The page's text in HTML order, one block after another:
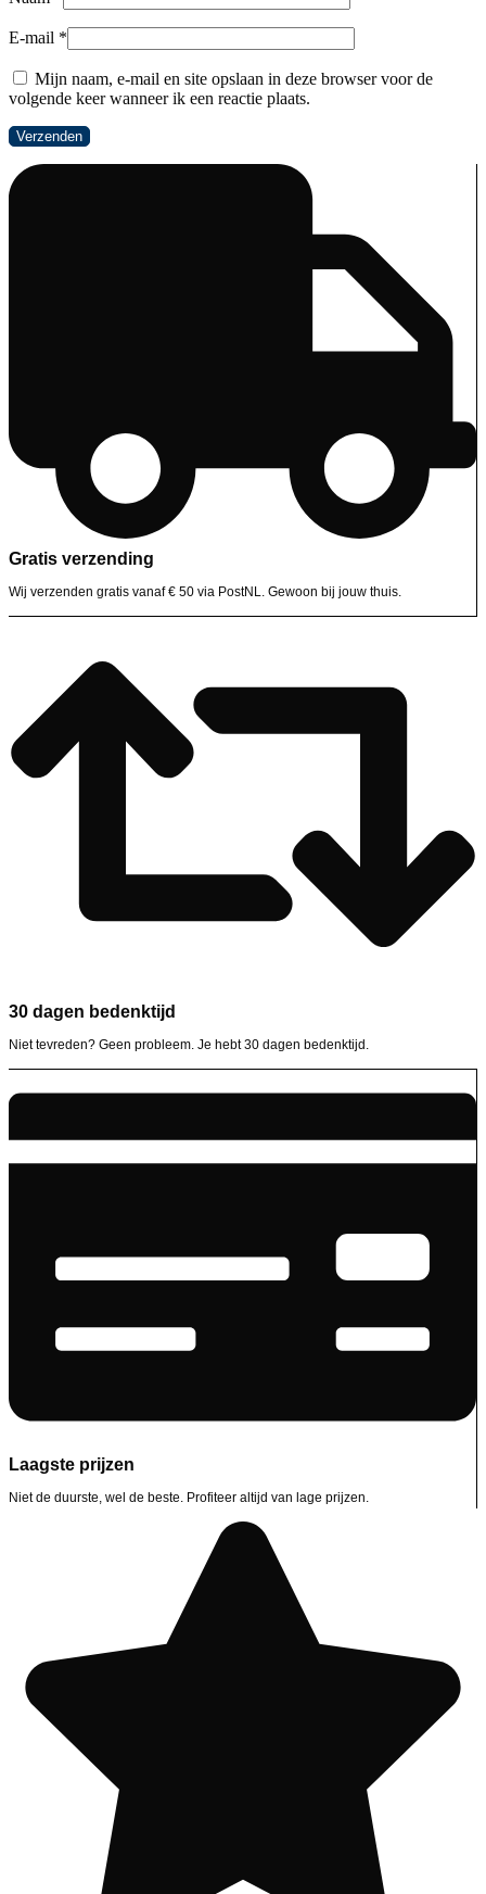
E-mail *
Mijn naam, e-mail en site opslaan in deze browser voor de
volgende keer wanneer ik een reactie plaats.
Gratis verzending
Wij verzenden gratis vanaf € 50 via PostNL. Gewoon bij jouw thuis.
30 dagen bedenktijd
Niet tevreden? Geen probleem. Je hebt 30 dagen bedenktijd.
Laagste prijzen
Niet de duurste, wel de beste. Profiteer altijd van lage prijzen.